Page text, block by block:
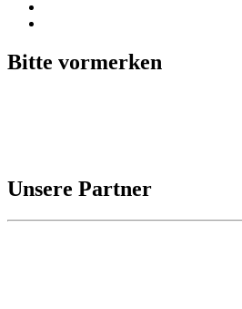
Bitte vormerken
Unsere Partner